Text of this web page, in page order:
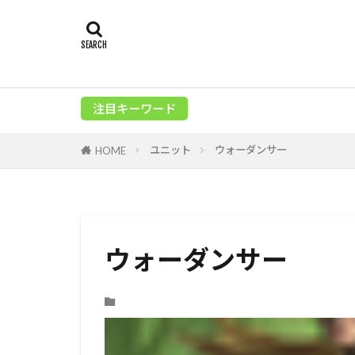
注目キーワード
HOME ユニット ウォーダンサー
ウォーダンサー